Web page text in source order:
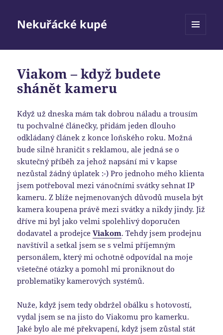
Nekuřácké kupé
Viakom – když budete
shánět kameru
Když už dneska mám tak dobrou náladu a trousím
tu pochvalné článečky, přidám jeden dlouho
odkládaný článek z konce loňského roku. Možná
bude silně hraničit s reklamou, ale jedná se o
skutečný příběh za jehož napsání mi v kapse
nezůstal žádný úplatek :-) Pro jednoho mého klienta
jsem potřeboval mezi vánočními svátky sehnat IP
kameru. Z blíže nejmenovaných důvodů musela být
kamera koupena právě mezi svátky a nikdy jindy. Již
dříve mi byl jako velmi spolehlivý doporučen
dodavatel a prodejceViakom. Tehdy jsem prodejnu
navštívil a setkal jsem se s velmi příjemným
personálem, který mi ochotně odpovídal na moje
všetečné otázky a pomohl mi proniknout do
problematiky kamerových systémů.
Nuže, když jsem tedy obdržel obálku s hotovostí,
vydal jsem se na jisto do Viakomu pro kamerku.
Jaké bylo ale mé překvapení, když jsem zůstal stát